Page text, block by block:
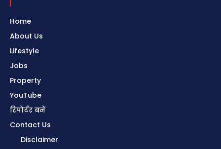
Home
About Us
Lifestyle
Jobs
Property
YouTube
रिपोर्टर बनें
Contact Us
Disclaimer